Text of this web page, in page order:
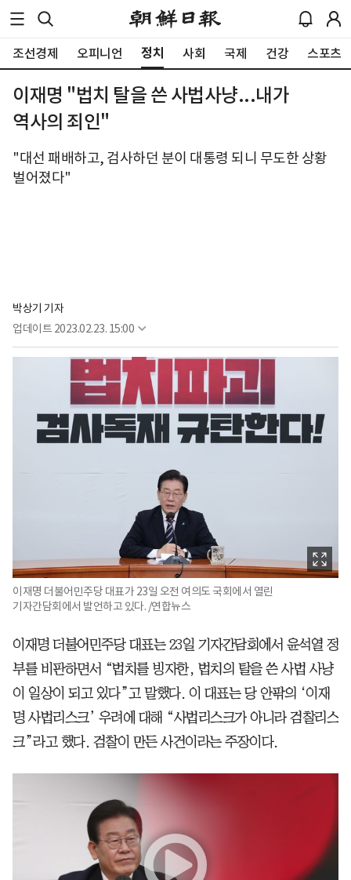
조선경제 오피니언 정치 사회 국제 건강 스포츠
이재명 "법치 탈을 쓴 사법사냥...내가
역사의 죄인"
"대선 패배하고, 검사하던 분이 대통령 되니 무도한 상황
벌어졌다"
박상기 기자
업데이트 2023.02.23. 15:00
이재명 더불어민주당 대표가 23일 오전 여의도 국회에서 열린
기자간담회에서 발언하고 있다. /연합뉴스
이재명 더불어민주당 대표는 23일 기자간담회에서 윤석열 정
부를 비판하면서 “법치를 빙자한, 법치의 탈을 쓴 사법 사냥
이 일상이 되고 있다”고 말했다. 이 대표는 당 안팎의 ‘이재
명 사법리스크’ 우려에 대해 “사법리스크가 아니라 검찰리스
크”라고 했다. 검찰이 만든 사건이라는 주장이다.